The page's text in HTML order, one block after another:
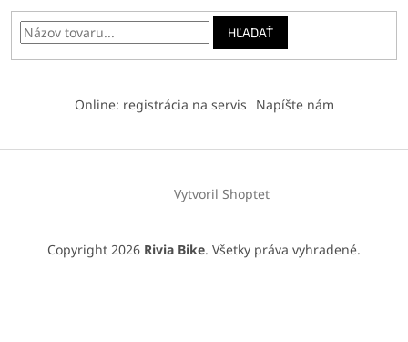
HĽADAŤ
Online: registrácia na servis Napíšte nám
Vytvoril Shoptet
Copyright 2026 Rivia Bike. Všetky práva vyhradené.